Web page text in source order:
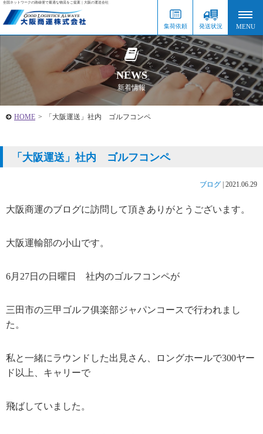
全国ネットワークの路線便で最適な物流をご提案｜大阪の運送会社
集荷依頼 発送状況
NEWS
新着情報
HOME > 「大阪運送」社内 ゴルフコンペ
「大阪運送」社内 ゴルフコンペ
ブログ 2021.06.29
大阪商運のブログに訪問して頂きありがとうございます。
大阪運輸部の小山です。
6月27日の日曜日 社内のゴルフコンペが
三田市の三甲ゴルフ俱楽部ジャパンコースで行われまし
た。
私と一緒にラウンドした出見さん、ロングホールで300ヤー
ド以上、キャリーで
飛ばしていました。